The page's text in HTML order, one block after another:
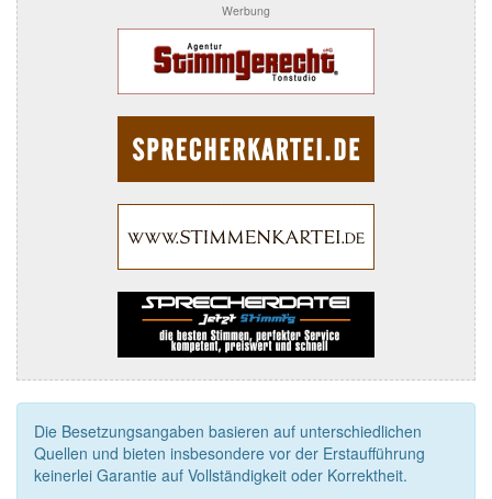
Werbung
Die Besetzungsangaben basieren auf unterschiedlichen
Quellen und bieten insbesondere vor der Erstaufführung
keinerlei Garantie auf Vollständigkeit oder Korrektheit.